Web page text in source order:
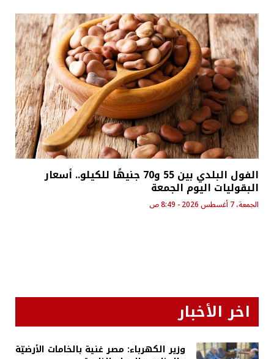
الفول البلدي بين 55 و70 جنيهًا للكيلو.. أسعار
البقوليات اليوم الجمعة
الجمعة، 7 أغسطس 2026 - 8:49 ص
اخر الأخبار
وزير الكهرباء: مصر غنية بالخامات الأرضيّة